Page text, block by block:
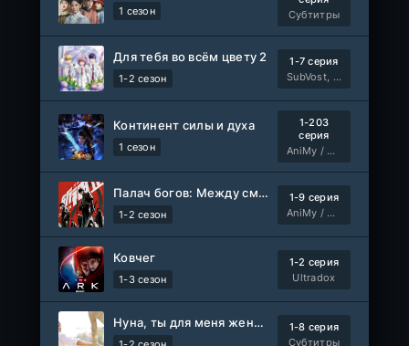
1 сезон
Субтитры
Для тебя во всём цвету 2
1-2 сезон
1-7 серия
SubVost, Манипулятор
Континент силы и духа
1 сезон
1-203
серия
AniMy / RuChiMe
Палач богов: Между смертным и божественным царством 2
1-2 сезон
1-9 серия
AniMy / RuChiMe
Ковчег
1-3 сезон
1-2 серия
Ultradox
Нуна, ты для меня женщина 2
1-8 серия
Субтитры